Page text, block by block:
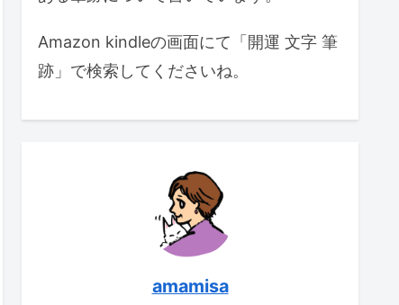
Amazon kindleの画面にて「開運 文字 筆
跡」で検索してくださいね。
amamisa